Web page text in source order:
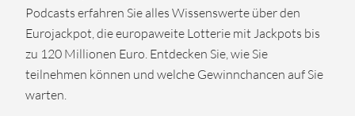
Podcasts erfahren Sie alles Wissenswerte über den
Eurojackpot, die europaweite Lotterie mit Jackpots bis
zu 120 Millionen Euro. Entdecken Sie, wie Sie
teilnehmen können und welche Gewinnchancen auf Sie
warten.